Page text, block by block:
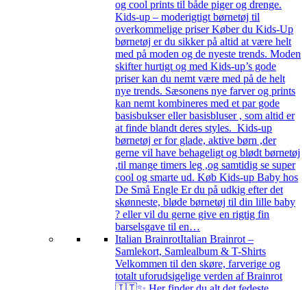
og cool prints til både piger og drenge.
Kids-up – moderigtigt børnetøj til
overkommelige priser Køber du Kids-Up
børnetøj er du sikker på altid at være helt
med på moden og de nyeste trends. Moden
skifter hurtigt og med Kids-up’s gode
priser kan du nemt være med på de helt
nye trends. Sæsonens nye farver og prints
kan nemt kombineres med et par gode
basisbukser eller basisbluser , som altid er
at finde blandt deres styles. Kids-up
børnetøj er for glade, aktive børn ,der
gerne vil have behageligt og blødt børnetøj
,til mange timers leg ,og samtidig se super
cool og smarte ud. Køb Kids-up Baby hos
De Små Engle Er du på udkig efter det
skønneste, bløde børnetøj til din lille baby
? eller vil du gerne give en rigtig fin
barselsgave til en…
Italian BrainrotItalian Brainrot –
Samlekort, Samlealbum & T-Shirts
Velkommen til den skøre, farverige og
totalt uforudsigelige verden af Brainrot